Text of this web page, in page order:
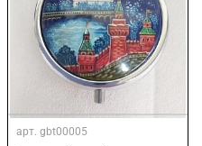
арт. gbt00005